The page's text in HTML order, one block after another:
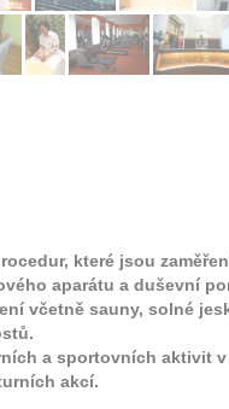
které jsou
aparátu a duševní
včetně sauny, solné
a sportovních aktivit
akcí.